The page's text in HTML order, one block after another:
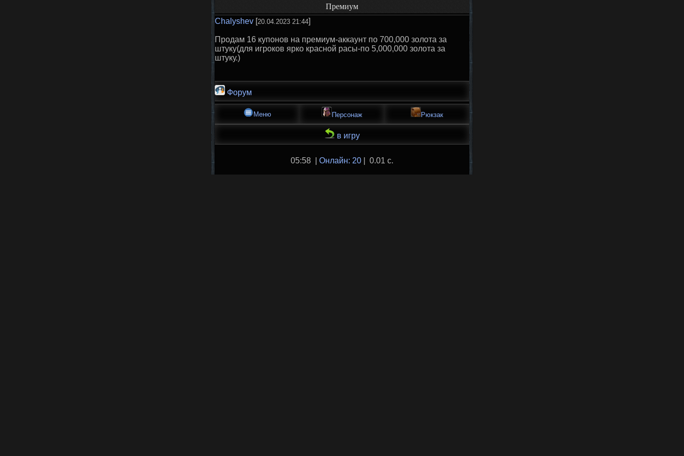
Премиум
Chalyshev [20.04.2023 21:44]
Продам 16 купонов на премиум-аккаунт по 700,000 золота за
штуку(для игроков ярко красной расы-по 5,000,000 золота за
штуку.)
Форум
Меню Персонаж Рюкзак
в игру
05:58 | Онлайн: 20 | 0.01 с.